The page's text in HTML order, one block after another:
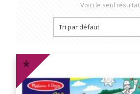
Voici le seul résultat